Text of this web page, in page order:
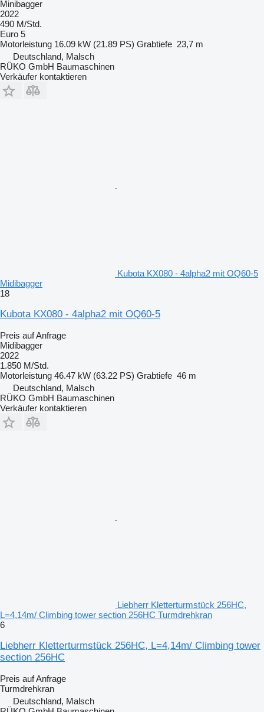
Minibagger
2022
490 M/Std.
Euro 5
Motorleistung 16.09 kW (21.89 PS) Grabtiefe 23,7 m
Deutschland, Malsch
RÜKO GmbH Baumaschinen
Verkäufer kontaktieren
Kubota KX080 - 4alpha2 mit OQ60-5
Midibagger
18
Kubota KX080 - 4alpha2 mit OQ60-5
Preis auf Anfrage
Midibagger
2022
1.850 M/Std.
Motorleistung 46.47 kW (63.22 PS) Grabtiefe 46 m
Deutschland, Malsch
RÜKO GmbH Baumaschinen
Verkäufer kontaktieren
Liebherr Kletterturmstück 256HC,
L=4,14m/ Climbing tower section 256HC Turmdrehkran
6
Liebherr Kletterturmstück 256HC, L=4,14m/ Climbing tower
section 256HC
Preis auf Anfrage
Turmdrehkran
Deutschland, Malsch